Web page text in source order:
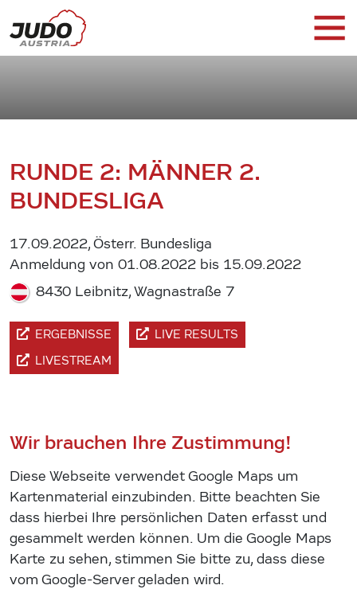
RUNDE 2: MÄNNER 2.
BUNDESLIGA
17.09.2022, Österr. Bundesliga
Anmeldung von 01.08.2022 bis 15.09.2022
8430 Leibnitz, Wagnastraße 7
ERGEBNISSE
LIVE RESULTS
LIVESTREAM
Wir brauchen Ihre Zustimmung!
Diese Webseite verwendet Google Maps um
Kartenmaterial einzubinden. Bitte beachten Sie
dass hierbei Ihre persönlichen Daten erfasst und
gesammelt werden können. Um die Google Maps
Karte zu sehen, stimmen Sie bitte zu, dass diese
vom Google-Server geladen wird.